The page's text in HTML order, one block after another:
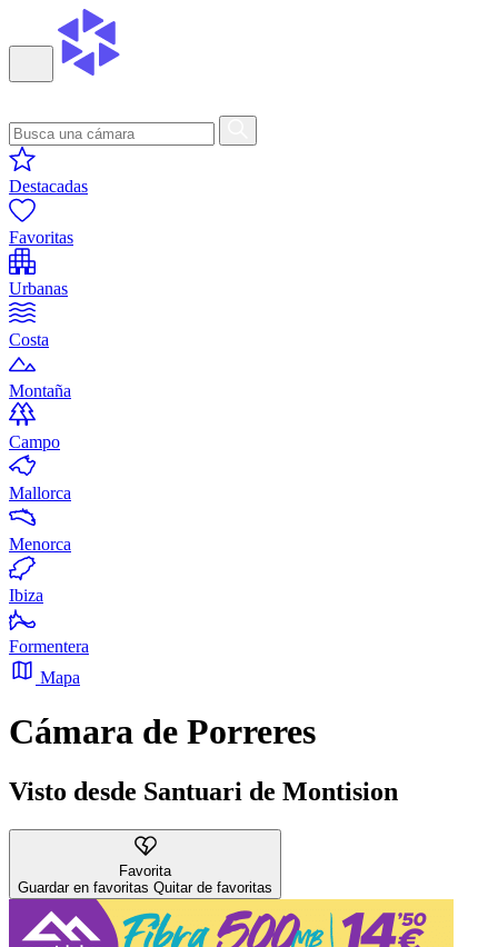
Destacadas
Favoritas
Urbanas
Costa
Montaña
Campo
Mallorca
Menorca
Ibiza
Formentera
Mapa
Cámara de Porreres
Visto desde Santuari de Montision
Favorita
Guardar en favoritas Quitar de favoritas